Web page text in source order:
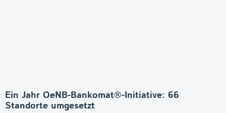
Ein Jahr OeNB-Bankomat®-Initiative: 66
Standorte umgesetzt